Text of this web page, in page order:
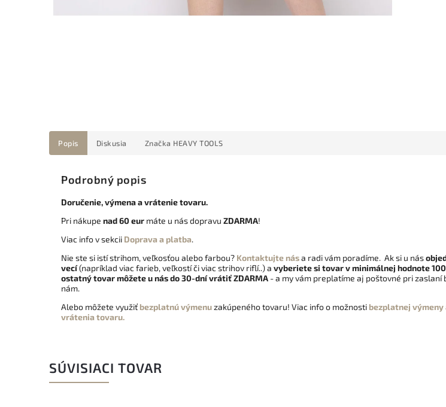
Popis Diskusia Značka HEAVY TOOLS
Podrobný popis
Doručenie, výmena a vrátenie tovaru.
Pri nákupe nad 60 eur máte u nás dopravu ZDARMA!
Viac info v sekcii Doprava a platba.
Nie ste si istí strihom, veľkosťou alebo farbou? Kontaktujte nása radi vám poradíme. Ak si u nás
vecí(napríklad viac farieb, veľkostí či viac strihov riflí..) a vyberiete si tovar v minimálnej hodnote
ostatný tovar môžete u nás do 30-dní vrátiťZDARMA - a my vám preplatíme aj poštovné pri zaslaní
nám.
Alebo môžete využiť bezplatnú výmenuzakúpeného tovaru! Viac info o možnosti bezplatnej výmeny
vrátenia tovaru.
SÚVISIACI TOVAR